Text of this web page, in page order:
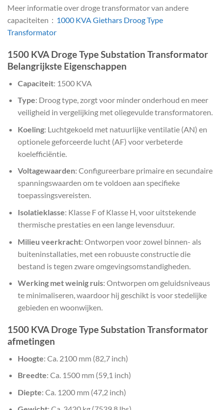
Meer informatie over droge transformator van andere
capaciteiten： 1000 KVA Giethars Droog Type
Transformator
1500 KVA Droge Type Substation Transformator
Belangrijkste Eigenschappen
Capaciteit: 1500 KVA
Type: Droog type, zorgt voor minder onderhoud en meer
veiligheid in vergelijking met oliegevulde transformatoren.
Koeling: Luchtgekoeld met natuurlijke ventilatie (AN) en
optionele geforceerde lucht (AF) voor verbeterde
koelefficiëntie.
Voltagewaarden: Configureerbare primaire en secundaire
spanningswaarden om te voldoen aan specifieke
toepassingsvereisten.
Isolatieklasse: Klasse F of Klasse H, voor uitstekende
thermische prestaties en een lange levensduur.
Milieu veerkracht: Ontworpen voor zowel binnen- als
buiteninstallaties, met een robuuste constructie die
bestand is tegen zware omgevingsomstandigheden.
Werking met weinig ruis: Ontworpen om geluidsniveaus
te minimaliseren, waardoor hij geschikt is voor stedelijke
gebieden en woonwijken.
1500 KVA Droge Type Substation Transformator
afmetingen
Hoogte: Ca. 2100 mm (82,7 inch)
Breedte: Ca. 1500 mm (59,1 inch)
Diepte: Ca. 1200 mm (47,2 inch)